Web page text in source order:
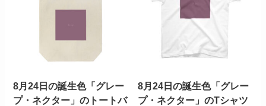
8月24日の誕生色「グレー
プ・ネクター」のトートバ
8月24日の誕生色「グレー
プ・ネクター」のTシャツ